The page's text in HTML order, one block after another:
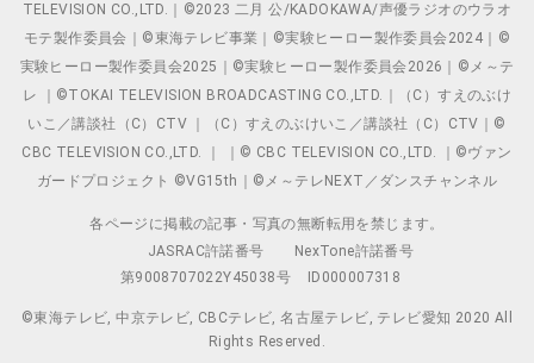
TELEVISION CO.,LTD.｜©2023 二月 公/KADOKAWA/声優ラジオのウラオ
モテ製作委員会｜©東海テレビ事業｜©実験ヒーロー製作委員会2024｜©
実験ヒーロー製作委員会2025｜©実験ヒーロー製作委員会2026｜©メ～テ
レ ｜©TOKAI TELEVISION BROADCASTING CO.,LTD.｜（C）すえのぶけ
いこ／講談社（C）CTV ｜（C）すえのぶけいこ／講談社（C）CTV｜©
CBC TELEVISION CO.,LTD. ｜ ｜© CBC TELEVISION CO.,LTD. ｜©ヴァン
ガードプロジェクト ©VG15th｜©メ～テレNEXT／ダンスチャンネル
各ページに掲載の記事・写真の無断転用を禁じます。
JASRAC許諾番号
NexTone許諾番号
第9008707022Y45038号
ID000007318
©東海テレビ, 中京テレビ, CBCテレビ, 名古屋テレビ, テレビ愛知 2020 All
Rights Reserved.